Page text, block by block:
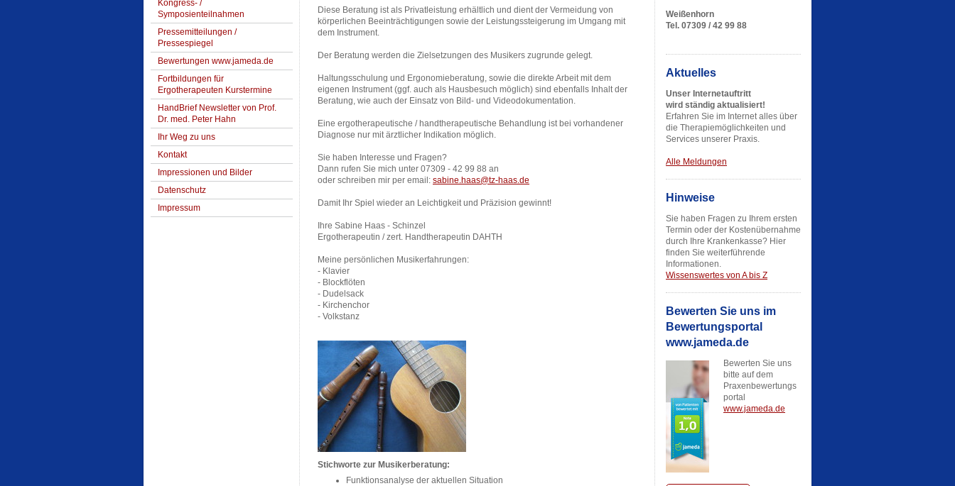
Kongress- /
Symposienteilnahmen
Pressemitteilungen /
Pressespiegel
Bewertungen www.jameda.de
Fortbildungen für
Ergotherapeuten Kurstermine
HandBrief Newsletter von Prof.
Dr. med. Peter Hahn
Ihr Weg zu uns
Kontakt
Impressionen und Bilder
Datenschutz
Impressum
Diese Beratung ist als Privatleistung erhältlich und dient der Vermeidung von
körperlichen Beeinträchtigungen sowie der Leistungssteigerung im Umgang mit
dem Instrument.
Der Beratung werden die Zielsetzungen des Musikers zugrunde gelegt.
Haltungsschulung und Ergonomieberatung, sowie die direkte Arbeit mit dem
eigenen Instrument (ggf. auch als Hausbesuch möglich) sind ebenfalls Inhalt der
Beratung, wie auch der Einsatz von Bild- und Videodokumentation.
Eine ergotherapeutische / handtherapeutische Behandlung ist bei vorhandener
Diagnose nur mit ärztlicher Indikation möglich.
Sie haben Interesse und Fragen?
Dann rufen Sie mich unter 07309 - 42 99 88 an
oder schreiben mir per email: sabine.haas@tz-haas.de
Damit Ihr Spiel wieder an Leichtigkeit und Präzision gewinnt!
Ihre Sabine Haas - Schinzel
Ergotherapeutin / zert. Handtherapeutin DAHTH
Meine persönlichen Musikerfahrungen:
- Klavier
- Blockflöten
- Dudelsack
- Kirchenchor
- Volkstanz
Stichworte zur Musikerberatung:
Funktionsanalyse der aktuellen Situation
Weißenhorn
Tel. 07309 / 42 99 88
Aktuelles
Unser Internetauftritt
wird ständig aktualisiert!
Erfahren Sie im Internet alles über
die Therapiemöglichkeiten und
Services unserer Praxis.
Alle Meldungen
Hinweise
Sie haben Fragen zu Ihrem ersten
Termin oder der Kostenübernahme
durch Ihre Krankenkasse? Hier
finden Sie weiterführende
Informationen.
Wissenswertes von A bis Z
Bewerten Sie uns im
Bewertungsportal
www.jameda.de
Bewerten Sie uns
bitte auf dem
Praxenbewertungs
portal
www.jameda.de